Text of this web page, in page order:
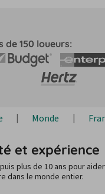
de 150 loueurs:
Monde
et expérience
plus de 10 ans pour
dans le monde entier.